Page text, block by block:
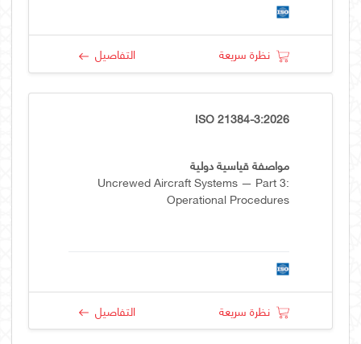
نظرة سريعة التفاصيل
ISO 21384-3:2026
مواصفة قياسية دولية
Uncrewed Aircraft Systems — Part 3:
Operational Procedures
نظرة سريعة التفاصيل